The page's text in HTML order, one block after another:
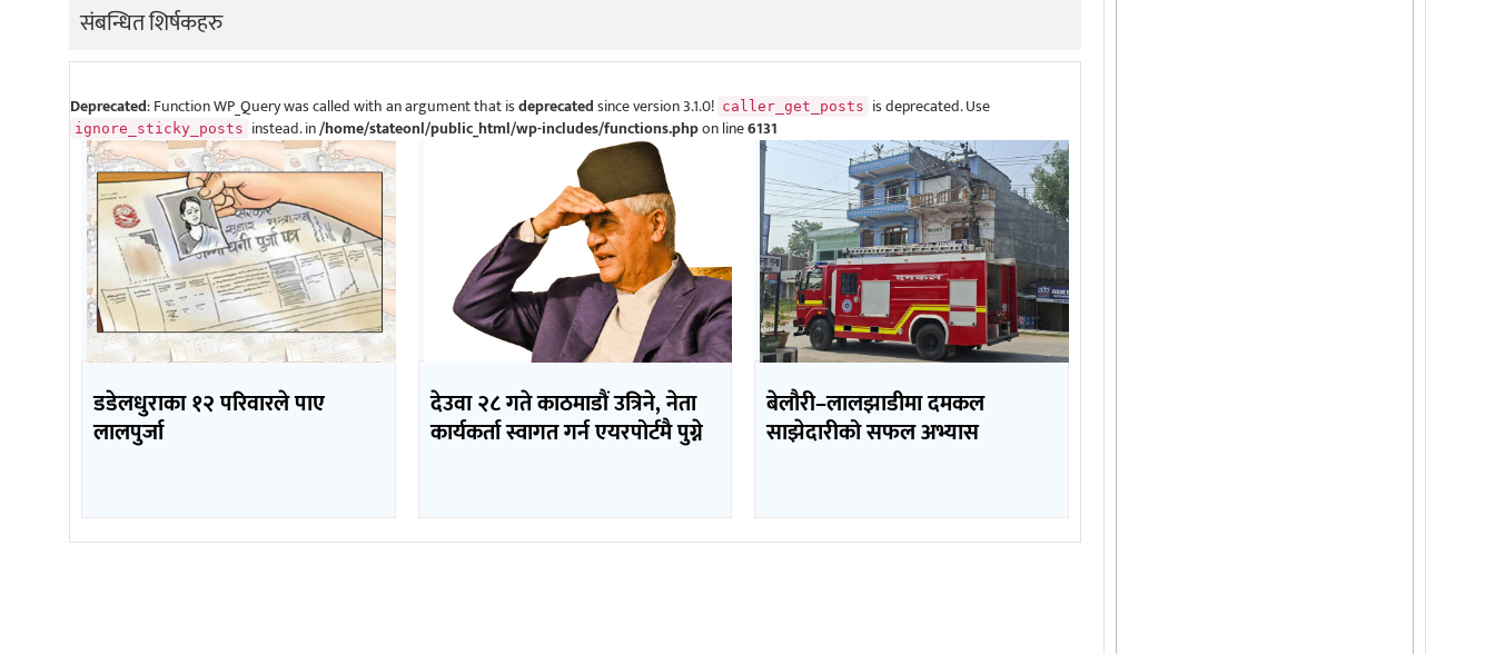
संबन्धित शिर्षकहरु
Deprecated: Function WP_Query was called with an argument that isdeprecatedsince version 3.1.0! caller_get_posts is deprecated. Use
ignore_sticky_posts instead. in/home/stateonl/public_html/wp-includes/functions.phpon line6131
डडेलधुराका १२ परिवारले पाए
लालपुर्जा
देउवा २८ गते काठमाडौं उत्रिने, नेता
कार्यकर्ता स्वागत गर्न एयरपोर्टमै पुग्ने
बेलौरी–लालझाडीमा दमकल
साझेदारीको सफल अभ्यास